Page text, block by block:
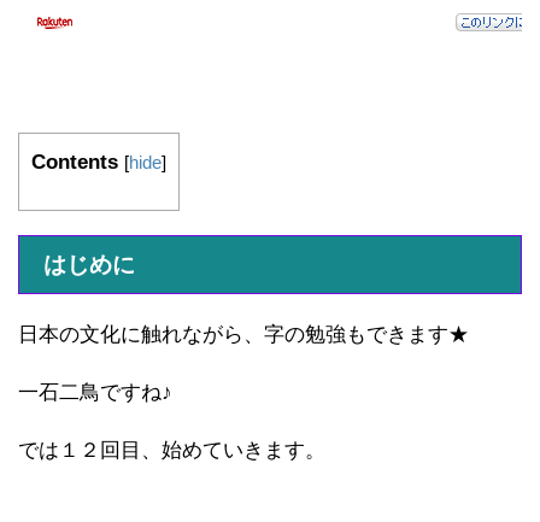
Contents [hide]
はじめに
日本の文化に触れながら、字の勉強もできます★
一石二鳥ですね♪
では１２回目、始めていきます。